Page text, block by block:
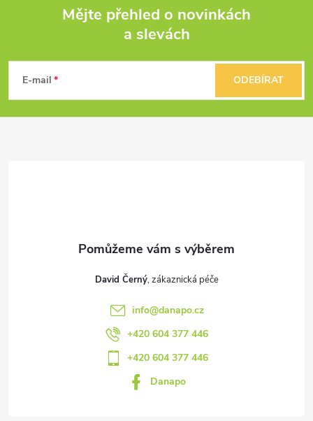
p
Mějte přehled o novinkách
a slevách
E-mail ODEBÍRAT
David Černý
info@danapo.cz
+420 604 377 446
+420 604 377 446
Danapo